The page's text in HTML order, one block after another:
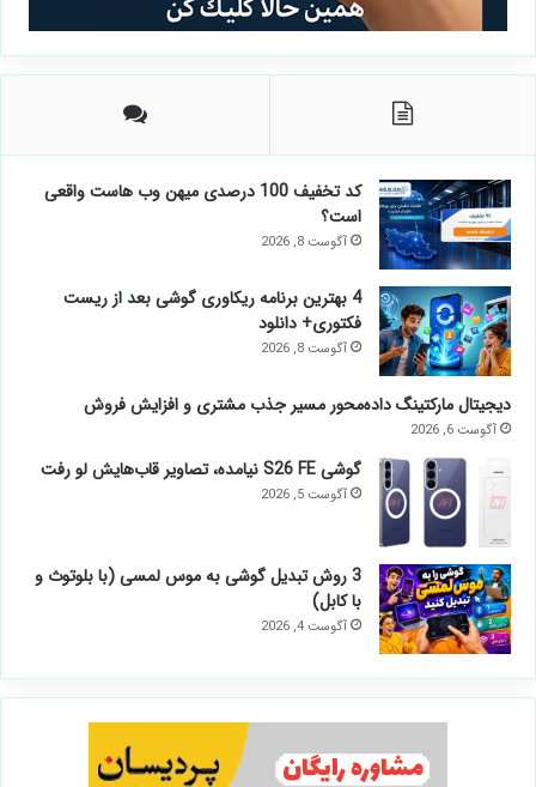
کد تخفیف 100 درصدی میهن وب هاست واقعی
است؟
آگوست 8, 2026
4 بهترین برنامه ریکاوری گوشی بعد از ریست
فکتوری+ دانلود
آگوست 8, 2026
دیجیتال مارکتینگ داده‌محور مسیر جذب مشتری و افزایش فروش
آگوست 6, 2026
گوشی S26 FE نیامده، تصاویر قاب‌هایش لو رفت
آگوست 5, 2026
3 روش تبدیل گوشی به موس لمسی (با بلوتوث و
با کابل)
آگوست 4, 2026